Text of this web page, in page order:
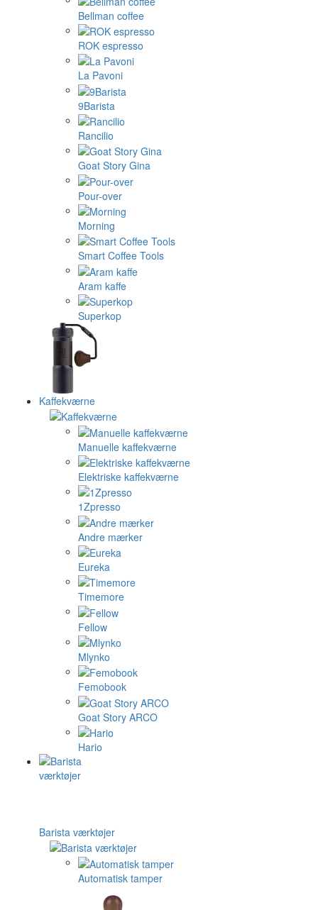
Bellman coffee
ROK espresso
La Pavoni
9Barista
Rancilio
Goat Story Gina
Pour-over
Morning
Smart Coffee Tools
Aram kaffe
Superkop
Kaffekværne
Manuelle kaffekværne
Elektriske kaffekværne
1Zpresso
Andre mærker
Eureka
Timemore
Fellow
Mlynko
Femobook
Goat Story ARCO
Hario
Barista værktøjer
Automatisk tamper